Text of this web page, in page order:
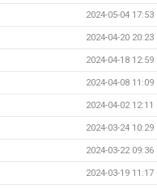
2024-05-04 17:53
2024-04-20 20:23
2024-04-18 12:59
2024-04-08 11:09
2024-04-02 12:11
2024-03-24 10:29
2024-03-22 09:36
2024-03-19 11:17